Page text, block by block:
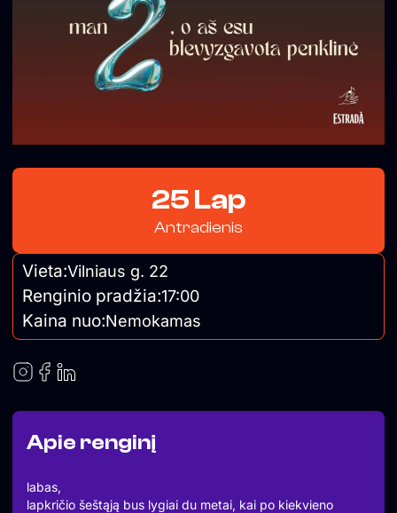
Apie renginį
labas,
lapkričio šeštąją bus lygiai du metai, kai po kiekvieno
25 Lap
Antradienis
Vieta:Vilniaus g. 22
Renginio pradžia:17:00
Kaina nuo:Nemokamas